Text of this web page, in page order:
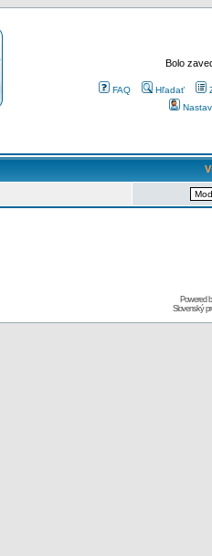
Bolo
FAQ Hľadať
Powered
Slovenský